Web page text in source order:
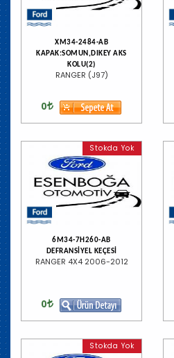
XM34-2484-AB
KAPAK:SOMUN,DIKEY AKS
KOLU(2)
RANGER (J97)
0
Stokda Yok
6M34-7H260-AB
DEFRANSİYEL KEÇESİ
RANGER 4X4 2006-2012
0
Stokda Yok